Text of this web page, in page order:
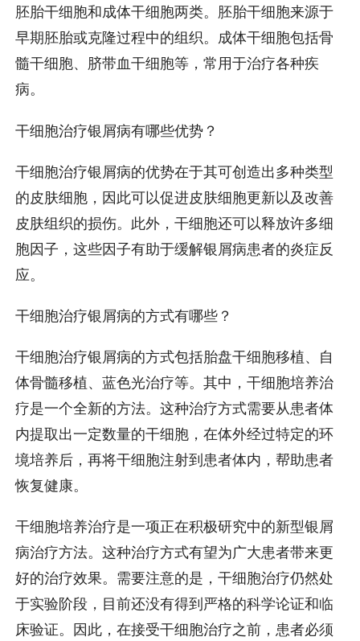
胚胎干细胞和成体干细胞两类。胚胎干细胞来源于
早期胚胎或克隆过程中的组织。成体干细胞包括骨
髓干细胞、脐带血干细胞等，常用于治疗各种疾
病。
干细胞治疗银屑病有哪些优势？
干细胞治疗银屑病的优势在于其可创造出多种类型
的皮肤细胞，因此可以促进皮肤细胞更新以及改善
皮肤组织的损伤。此外，干细胞还可以释放许多细
胞因子，这些因子有助于缓解银屑病患者的炎症反
应。
干细胞治疗银屑病的方式有哪些？
干细胞治疗银屑病的方式包括胎盘干细胞移植、自
体骨髓移植、蓝色光治疗等。其中，干细胞培养治
疗是一个全新的方法。这种治疗方式需要从患者体
内提取出一定数量的干细胞，在体外经过特定的环
境培养后，再将干细胞注射到患者体内，帮助患者
恢复健康。
干细胞培养治疗是一项正在积极研究中的新型银屑
病治疗方法。这种治疗方式有望为广大患者带来更
好的治疗效果。需要注意的是，干细胞治疗仍然处
于实验阶段，目前还没有得到严格的科学论证和临
床验证。因此，在接受干细胞治疗之前，患者必须